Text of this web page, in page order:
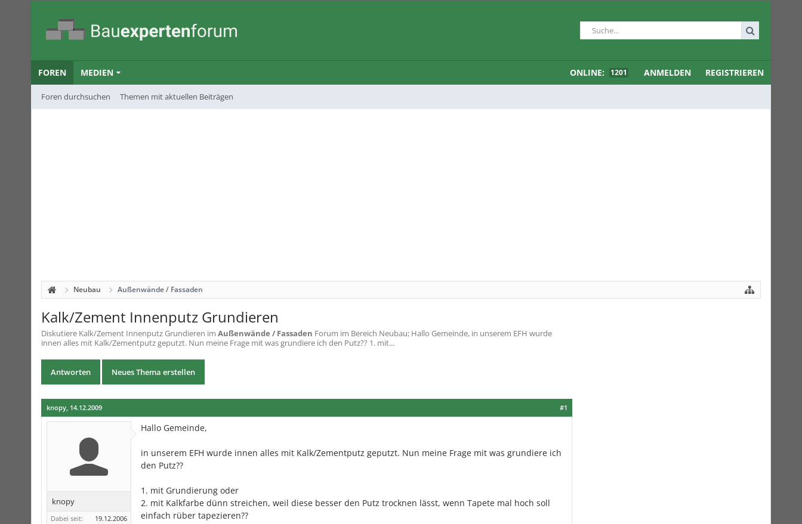
FOREN
Foren durchsuchen Themen mit aktuellen Beiträgen
MEDIEN ONLINE: 1201 ANMELDEN REGISTRIEREN
Neubau Außenwände / Fassaden
Kalk/Zement Innenputz Grundieren
Diskutiere Kalk/Zement Innenputz Grundieren im Außenwände / Fassaden Forum im Bereich Neubau; Hallo Gemeinde, in unserem EFH wurde
innen alles mit Kalk/Zementputz geputzt. Nun meine Frage mit was grundiere ich den Putz?? 1. mit...
Antworten Neues Thema erstellen
#1
knopy, 14.12.2009
knopy
Dabei seit:
19.12.2006
Hallo Gemeinde,
in unserem EFH wurde innen alles mit Kalk/Zementputz geputzt. Nun meine Frage mit was grundiere ich
den Putz??
1. mit Grundierung oder
2. mit Kalkfarbe dünn streichen, weil diese besser den Putz trocknen lässt, wenn Tapete mal hoch soll
einfach rüber tapezieren??